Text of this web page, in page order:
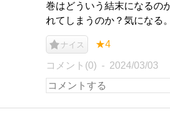
巻はどういう結末になるの
れてしまうのか？気になる。
ナイス ★4
コメント(0) 2024/03/03